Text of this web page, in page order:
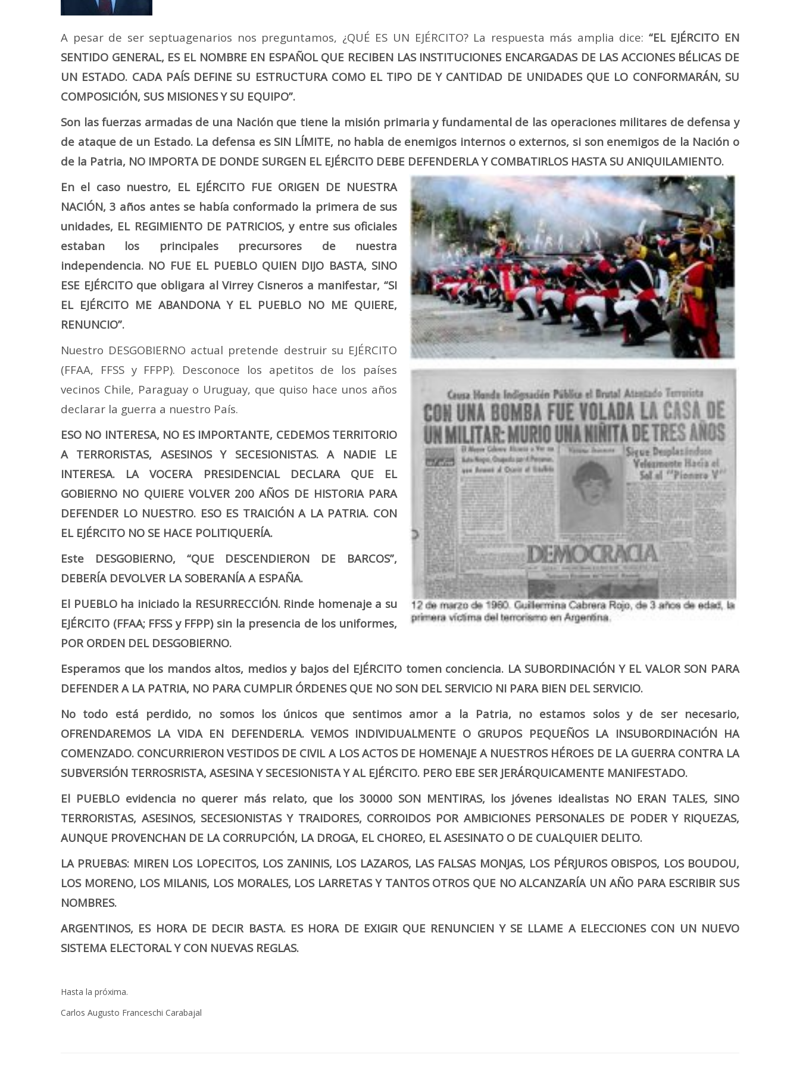
A pesar de ser septuagenarios nos preguntamos, ¿QUÉ ES UN EJÉRCITO? La respuesta más amplia dice: “EL EJÉRCITO EN
SENTIDO GENERAL, ES EL NOMBRE EN ESPAÑOL QUE RECIBEN LAS INSTITUCIONES ENCARGADAS DE LAS ACCIONES BÉLICAS DE
UN ESTADO. CADA PAÍS DEFINE SU ESTRUCTURA COMO EL TIPO DE Y CANTIDAD DE UNIDADES QUE LO CONFORMARÁN, SU
COMPOSICIÓN, SUS MISIONES Y SU EQUIPO”.
Son las fuerzas armadas de una Nación que tiene la misión primaria y fundamental de las operaciones militares de defensa y
de ataque de un Estado. La defensa es SIN LÍMITE, no habla de enemigos internos o externos, si son enemigos de la Nación o
de la Patria, NO IMPORTA DE DONDE SURGEN EL EJÉRCITO DEBE DEFENDERLA Y COMBATIRLOS HASTA SU ANIQUILAMIENTO.
En el caso nuestro, EL EJÉRCITO FUE ORIGEN DE NUESTRA
NACIÓN, 3 años antes se había conformado la primera de sus
unidades, EL REGIMIENTO DE PATRICIOS, y entre sus oficiales
estaban los principales precursores de nuestra
independencia. NO FUE EL PUEBLO QUIEN DIJO BASTA, SINO
ESE EJÉRCITO que obligara al Virrey Cisneros a manifestar, “SI
EL EJÉRCITO ME ABANDONA Y EL PUEBLO NO ME QUIERE,
RENUNCIO”.
Nuestro DESGOBIERNO actual pretende destruir su EJÉRCITO
(FFAA, FFSS y FFPP). Desconoce los apetitos de los países
vecinos Chile, Paraguay o Uruguay, que quiso hace unos años
declarar la guerra a nuestro País.
ESO NO INTERESA, NO ES IMPORTANTE, CEDEMOS TERRITORIO
A TERRORISTAS, ASESINOS Y SECESIONISTAS. A NADIE LE
INTERESA. LA VOCERA PRESIDENCIAL DECLARA QUE EL
GOBIERNO NO QUIERE VOLVER 200 AÑOS DE HISTORIA PARA
DEFENDER LO NUESTRO. ESO ES TRAICIÓN A LA PATRIA. CON
EL EJÉRCITO NO SE HACE POLITIQUERÍA.
Este DESGOBIERNO, “QUE DESCENDIERON DE BARCOS”,
DEBERÍA DEVOLVER LA SOBERANÍA A ESPAÑA.
El PUEBLO ha iniciado la RESURRECCIÓN. Rinde homenaje a su
EJÉRCITO (FFAA; FFSS y FFPP) sin la presencia de los uniformes,
POR ORDEN DEL DESGOBIERNO.
Esperamos que los mandos altos, medios y bajos del EJÉRCITO tomen conciencia. LA SUBORDINACIÓN Y EL VALOR SON PARA
DEFENDER A LA PATRIA, NO PARA CUMPLIR ÓRDENES QUE NO SON DEL SERVICIO NI PARA BIEN DEL SERVICIO.
No todo está perdido, no somos los únicos que sentimos amor a la Patria, no estamos solos y de ser necesario,
OFRENDAREMOS LA VIDA EN DEFENDERLA. VEMOS INDIVIDUALMENTE O GRUPOS PEQUEÑOS LA INSUBORDINACIÓN HA
COMENZADO. CONCURRIERON VESTIDOS DE CIVIL A LOS ACTOS DE HOMENAJE A NUESTROS HÉROES DE LA GUERRA CONTRA LA
SUBVERSIÓN TERROSRISTA, ASESINA Y SECESIONISTA Y AL EJÉRCITO. PERO EBE SER JERÁRQUICAMENTE MANIFESTADO.
El PUEBLO evidencia no querer más relato, que los 30000 SON MENTIRAS, los jóvenes idealistas NO ERAN TALES, SINO
TERRORISTAS, ASESINOS, SECESIONISTAS Y TRAIDORES, CORROIDOS POR AMBICIONES PERSONALES DE PODER Y RIQUEZAS,
AUNQUE PROVENCHAN DE LA CORRUPCIÓN, LA DROGA, EL CHOREO, EL ASESINATO O DE CUALQUIER DELITO.
LA PRUEBAS: MIREN LOS LOPECITOS, LOS ZANINIS, LOS LAZAROS, LAS FALSAS MONJAS, LOS PÉRJUROS OBISPOS, LOS BOUDOU,
LOS MORENO, LOS MILANIS, LOS MORALES, LOS LARRETAS Y TANTOS OTROS QUE NO ALCANZARÍA UN AÑO PARA ESCRIBIR SUS
NOMBRES.
ARGENTINOS, ES HORA DE DECIR BASTA. ES HORA DE EXIGIR QUE RENUNCIEN Y SE LLAME A ELECCIONES CON UN NUEVO
SISTEMA ELECTORAL Y CON NUEVAS REGLAS.
Hasta la próxima.
Carlos Augusto Franceschi Carabajal